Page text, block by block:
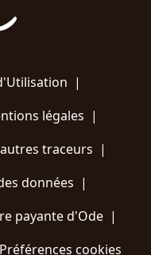
|
légales |
traceurs |
données |
payante d'Ode |
Préférences cookies